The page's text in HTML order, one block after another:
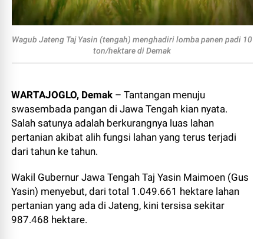
Wagub Jateng Taj Yasin (tengah) menghadiri lomba panen padi 10
ton/hektare di Demak
WARTAJOGLO, Demak – Tantangan menuju
swasembada pangan di Jawa Tengah kian nyata.
Salah satunya adalah berkurangnya luas lahan
pertanian akibat alih fungsi lahan yang terus terjadi
dari tahun ke tahun.
Wakil Gubernur Jawa Tengah Taj Yasin Maimoen (Gus
Yasin) menyebut, dari total 1.049.661 hektare lahan
pertanian yang ada di Jateng, kini tersisa sekitar
987.468 hektare.